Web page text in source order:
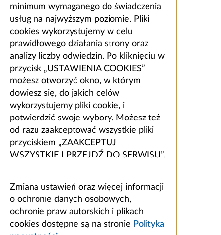
minimum wymaganego do świadczenia
usług na najwyższym poziomie. Pliki
cookies wykorzystujemy w celu
prawidłowego działania strony oraz
analizy liczby odwiedzin. Po kliknięciu w
przycisk „USTAWIENIA COOKIES”
możesz otworzyć okno, w którym
dowiesz się, do jakich celów
wykorzystujemy pliki cookie, i
potwierdzić swoje wybory. Możesz też
od razu zaakceptować wszystkie pliki
przyciskiem „ZAAKCEPTUJ
WSZYSTKIE I PRZEJDŹ DO SERWISU”.
Zmiana ustawień oraz więcej informacji
o ochronie danych osobowych,
ochronie praw autorskich i plikach
cookies dostępne są na stronie Polityka